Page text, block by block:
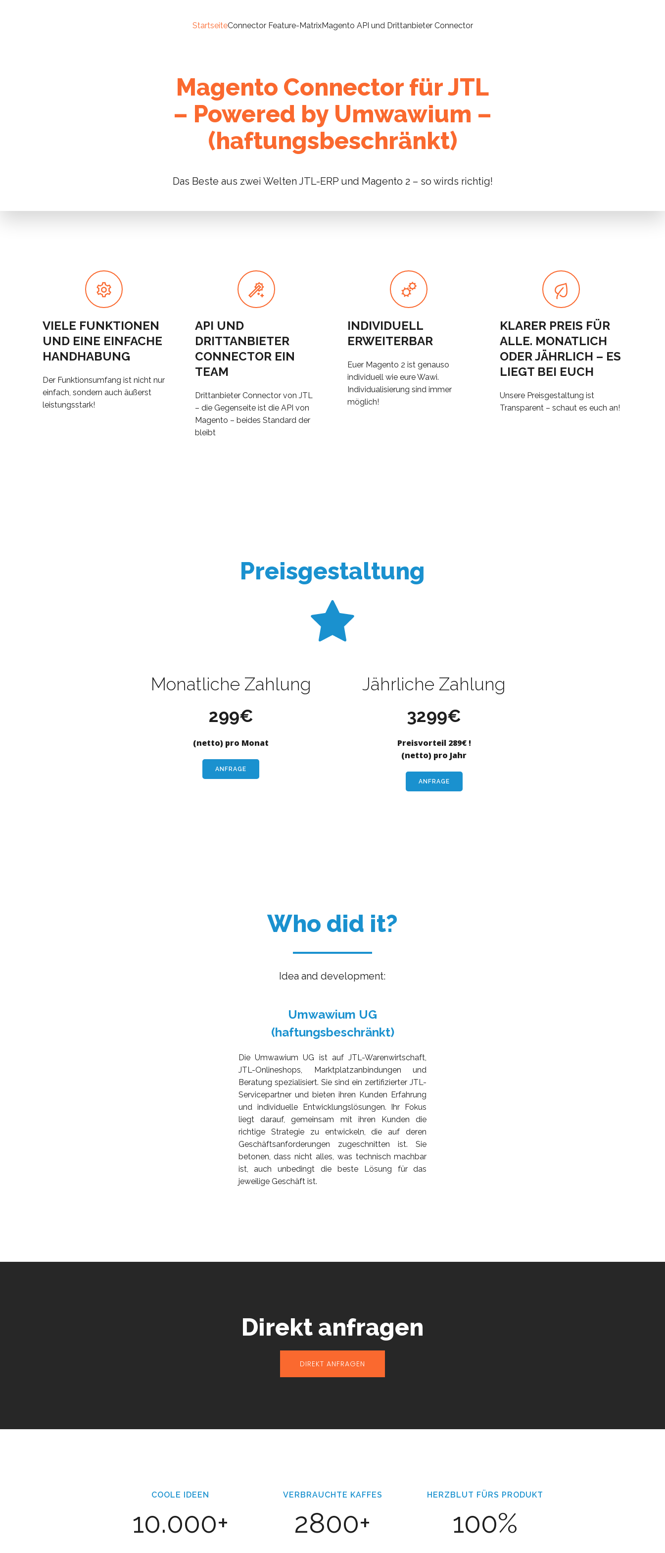
StartseiteConnector Feature-MatrixMagento API und Drittanbieter Connector
Magento Connector für JTL
– Powered by Umwawium –
(haftungsbeschränkt)
Das Beste aus zwei Welten JTL-ERP und Magento 2 – so wirds richtig!
VIELE FUNKTIONEN
UND EINE EINFACHE
HANDHABUNG
Der Funktionsumfang ist nicht nur
einfach, sondern auch äußerst
leistungsstark!
API UND
DRITTANBIETER
CONNECTOR EIN
TEAM
Drittanbieter Connector von JTL
– die Gegenseite ist die API von
Magento – beides Standard der
bleibt
INDIVIDUELL
ERWEITERBAR
Euer Magento 2 ist genauso
individuell wie eure Wawi.
Individualisierung sind immer
möglich!
KLARER PREIS FÜR
ALLE. MONATLICH
ODER JÄHRLICH – ES
LIEGT BEI EUCH
Unsere Preisgestaltung ist
Transparent – schaut es euch an!
Preisgestaltung
Monatliche Zahlung
299€
(netto) pro Monat
ANFRAGE
Jährliche Zahlung
3299€
Preisvorteil 289€ !
(netto) pro Jahr
ANFRAGE
Who did it?
Idea and development:
Umwawium UG
(haftungsbeschränkt)
Die Umwawium UG ist auf JTL-Warenwirtschaft,
JTL-Onlineshops, Marktplatzanbindungen und
Beratung spezialisiert. Sie sind ein zertifizierter JTL-
Servicepartner und bieten ihren Kunden Erfahrung
und individuelle Entwicklungslösungen. Ihr Fokus
liegt darauf, gemeinsam mit ihren Kunden die
richtige Strategie zu entwickeln, die auf deren
Geschäftsanforderungen zugeschnitten ist. Sie
betonen, dass nicht alles, was technisch machbar
ist, auch unbedingt die beste Lösung für das
jeweilige Geschäft ist.
Direkt anfragen
DIREKT ANFRAGEN
COOLE IDEEN
10.000+
VERBRAUCHTE KAFFES
2800+
HERZBLUT FÜRS PRODUKT
100%